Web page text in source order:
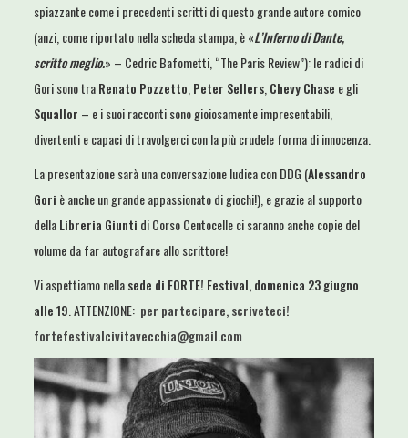
spiazzante come i precedenti scritti di questo grande autore comico
(anzi, come riportato nella scheda stampa, è «L’Inferno di Dante,
scritto meglio.» – Cedric Bafometti, “The Paris Review”): le radici di
Gori sono traRenato Pozzetto Peter Sellers Chevy Chase e gli
Squallor – e i suoi racconti sono gioiosamente impresentabili,
divertenti e capaci di travolgerci con la più crudele forma di innocenza.
La presentazione sarà una conversazione ludica con DDG (Alessandro
Gori è anche un grande appassionato di giochi!), e grazie al supporto
dellaLibreria Giunti di Corso Centocelle ci saranno anche copie del
volume da far autografare allo scrittore!
Vi aspettiamo nellasede di FORTE! Festival, domenica 23 giugno
alle 19 . ATTENZIONE: per partecipare, scriveteci!
fortefestivalcivitavecchia@gmail.com